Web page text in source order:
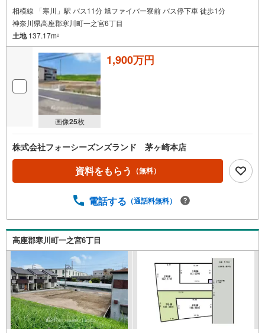
相模線 「寒川」駅 バス11分 旭ファイバー寮前 バス停下車 徒歩1分
神奈川県高座郡寒川町一之宮6丁目
土地137.17m2
画像25枚
1,900万円
株式会社フォーシーズンズランド 茅ヶ崎本店
資料をもらう （無料）
電話する （通話料無料）
高座郡寒川町一之宮6丁目